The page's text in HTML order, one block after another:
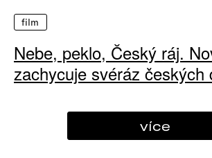
film
Nebe, peklo, Český ráj.
zachycuje svéráz českých
více